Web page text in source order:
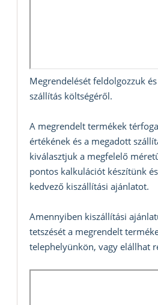
Megrendelését feldolgozzuk
szállítás költségéről.
A megrendelt termékek
értékének és a megadott
kiválasztjuk a megfelelő
pontos kalkulációt készítünk
kedvező kiszállítási ajánlatot.
Amennyiben kiszállítási
tetszését a megrendelt
telephelyünkön, vagy elállhat